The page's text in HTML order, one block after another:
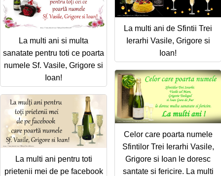
La multi ani de Sfintii Trei
Ierarhi Vasile, Grigore si
Ioan!
La multi ani si multa
sanatate pentru toti ce poarta
numele Sf. Vasile, Grigore si
Ioan!
Celor care poarta numele
Sfintilor Trei Ierarhi Vasile,
Grigore si Ioan le doresc
santate si fericire. La multi
La multi ani pentru toti
prietenii mei de pe facebook